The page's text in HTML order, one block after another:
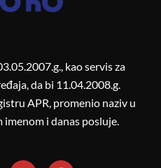
kao servis za
da bi 11.04.2008.g.
APR, promenio naziv u
imenom i danas posluje.